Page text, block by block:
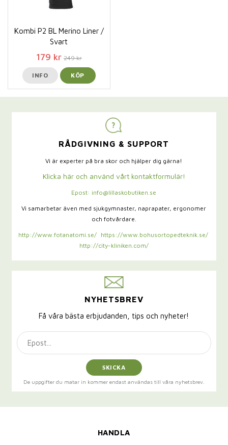
Kombi P2 BL Merino Liner /
Svart
179 kr 249 kr
INFO KÖP
RÅDGIVNING & SUPPORT
Vi är experter på bra skor och hjälper dig gärna!
Klicka här och använd vårt kontaktformulär!
Epost: info@lillaskobutiken.se
Vi samarbetar även med sjukgymnaster, naprapater, ergonomer
och fotvårdare.
http://www.fotanatomi.se/
https://www.bohusortopedteknik.se/
http://city-kliniken.com/
NYHETSBREV
Få våra bästa erbjudanden, tips och nyheter!
SKICKA
De uppgifter du matar in kommer endast användas till våra nyhetsbrev.
HANDLA